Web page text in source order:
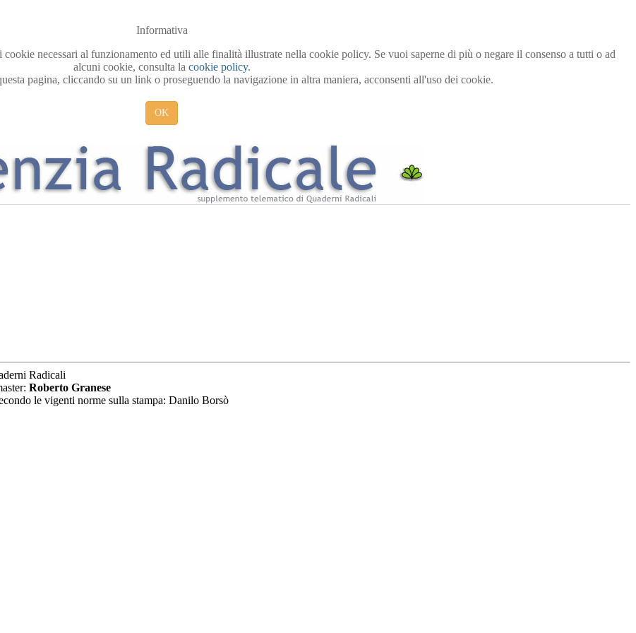
Informativa
necessari al funzionamento ed utili alle finalità illustrate nella cookie policy. Se vuoi saperne di più o negare il consenso a tutti o ad
alcuni cookie, consulta la cookie policy.
pagina, cliccando su un link o proseguendo la navigazione in altra maniera, acconsenti all'uso dei cookie.
OK
Radicali
Roberto Granese
le vigenti norme sulla stampa: Danilo Borsò